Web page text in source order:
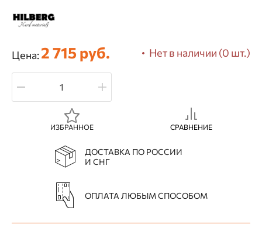
Нет в наличии (0 шт.)
Цена:2 715 руб.
ИЗБРАННОЕ СРАВНЕНИЕ
ДОСТАВКА ПО РОССИИ
И СНГ
ОПЛАТА ЛЮБЫМ СПОСОБОМ